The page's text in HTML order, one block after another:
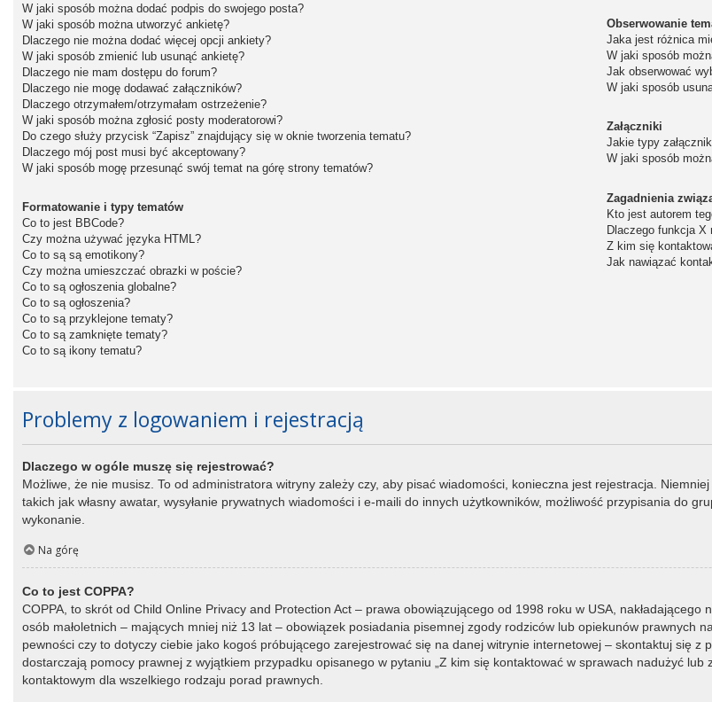
W jaki sposób można dodać podpis do swojego posta?
W jaki sposób można utworzyć ankietę?
Dlaczego nie można dodać więcej opcji ankiety?
W jaki sposób zmienić lub usunąć ankietę?
Dlaczego nie mam dostępu do forum?
Dlaczego nie mogę dodawać załączników?
Dlaczego otrzymałem/otrzymałam ostrzeżenie?
W jaki sposób można zgłosić posty moderatorowi?
Do czego służy przycisk “Zapisz” znajdujący się w oknie tworzenia tematu?
Dlaczego mój post musi być akceptowany?
W jaki sposób mogę przesunąć swój temat na górę strony tematów?
Formatowanie i typy tematów
Co to jest BBCode?
Czy można używać języka HTML?
Co to są są emotikony?
Czy można umieszczać obrazki w poście?
Co to są ogłoszenia globalne?
Co to są ogłoszenia?
Co to są przyklejone tematy?
Co to są zamknięte tematy?
Co to są ikony tematu?
Obserwowanie
Jaka jest różnica
W jaki sposób
Jak obserwować
W jaki sposób
Załączniki
Jakie typy
W jaki sposób
Zagadnienia
Kto jest autorem
Dlaczego funkcja X
Z kim się
Jak nawiązać
Problemy z logowaniem i rejestracją
Dlaczego w ogóle muszę się rejestrować?
Możliwe, że nie musisz. To od administratora witryny zależy czy, aby pisać wiadomości, konieczna jest rejestracja.
takich jak własny awatar, wysyłanie prywatnych wiadomości i e-maili do innych użytkowników, możliwość przypisania do
wykonanie.
Na górę
Co to jest COPPA?
COPPA, to skrót od Child Online Privacy and Protection Act – prawa obowiązującego od 1998 roku w USA,
osób małoletnich – mających mniej niż 13 lat – obowiązek posiadania pisemnej zgody rodziców lub opiekunów prawnych
pewności czy to dotyczy ciebie jako kogoś próbującego zarejestrować się na danej witrynie internetowej – skontaktuj się z
dostarczają pomocy prawnej z wyjątkiem przypadku opisanego w pytaniu „Z kim się kontaktować w sprawach nadużyć
kontaktowym dla wszelkiego rodzaju porad prawnych.